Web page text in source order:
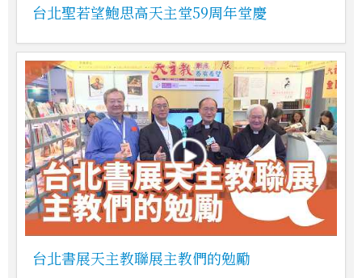
台北聖若望鮑思高天主堂59周年堂慶
台北書展天主教聯展主教們的勉勵